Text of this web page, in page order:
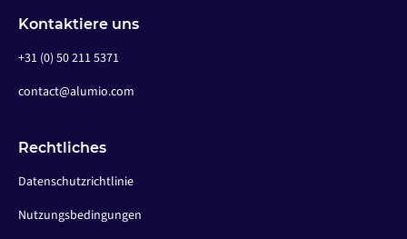
Kontaktiere uns
+31 (0) 50 211 5371
contact@alumio.com
Rechtliches
Datenschutzrichtlinie
Nutzungsbedingungen